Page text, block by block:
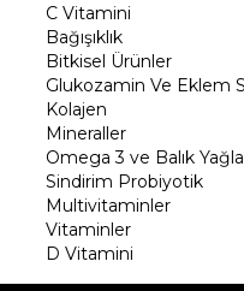
C Vitamini
Bağışıklık
Bitkisel Ürünler
Glukozamin Ve Eklem
Kolajen
Mineraller
Omega 3 ve Balık
Sindirim Probiyotik
Multivitaminler
Vitaminler
D Vitamini